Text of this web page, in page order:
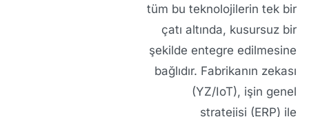
tüm bu teknolojilerin tek bir
çatı altında, kusursuz bir
şekilde entegre edilmesine
bağlıdır. Fabrikanın zekası
(YZ/IoT), işin genel
stratejisi (ERP) ile